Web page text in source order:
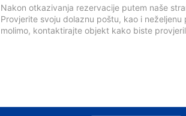
Nakon otkazivanja rezervacije putem naše
Provjerite svoju dolaznu poštu, kao i
molimo, kontaktirajte objekt kako biste